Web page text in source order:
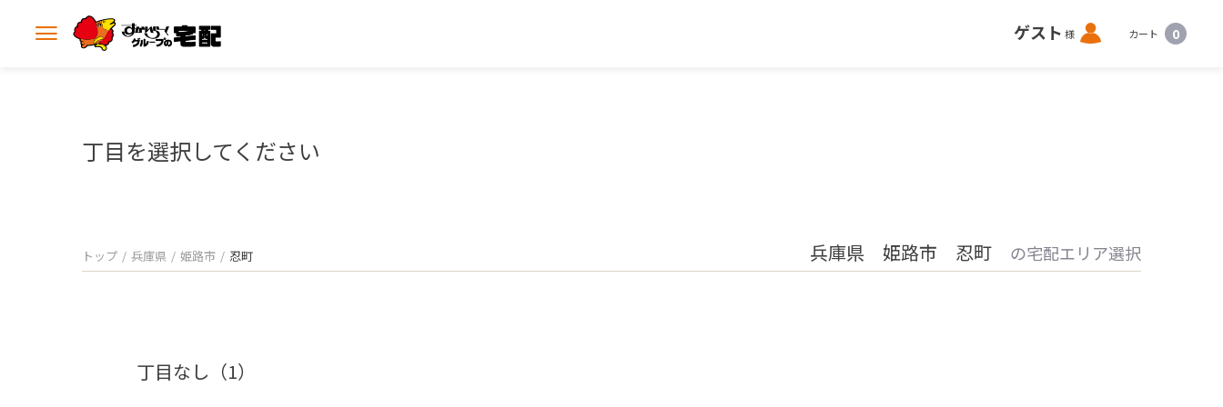
メ
ゲスト 様 ロ
グ
カート 0
丁目を選択してください
トップ 兵庫県 姫路市 忍町 兵庫県 姫路市 忍町 の宅配エリア選択
丁目なし（1）